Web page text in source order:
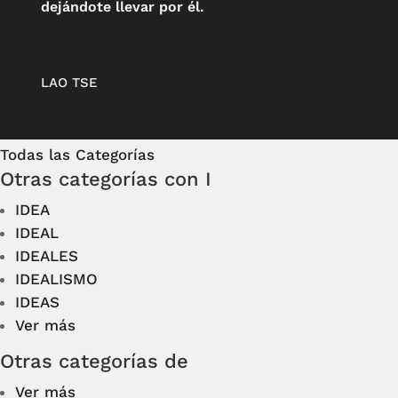
dejándote llevar por él.
LAO TSE
Todas las Categorías
Otras categorías con I
IDEA
IDEAL
IDEALES
IDEALISMO
IDEAS
Ver más
Otras categorías de
Ver más